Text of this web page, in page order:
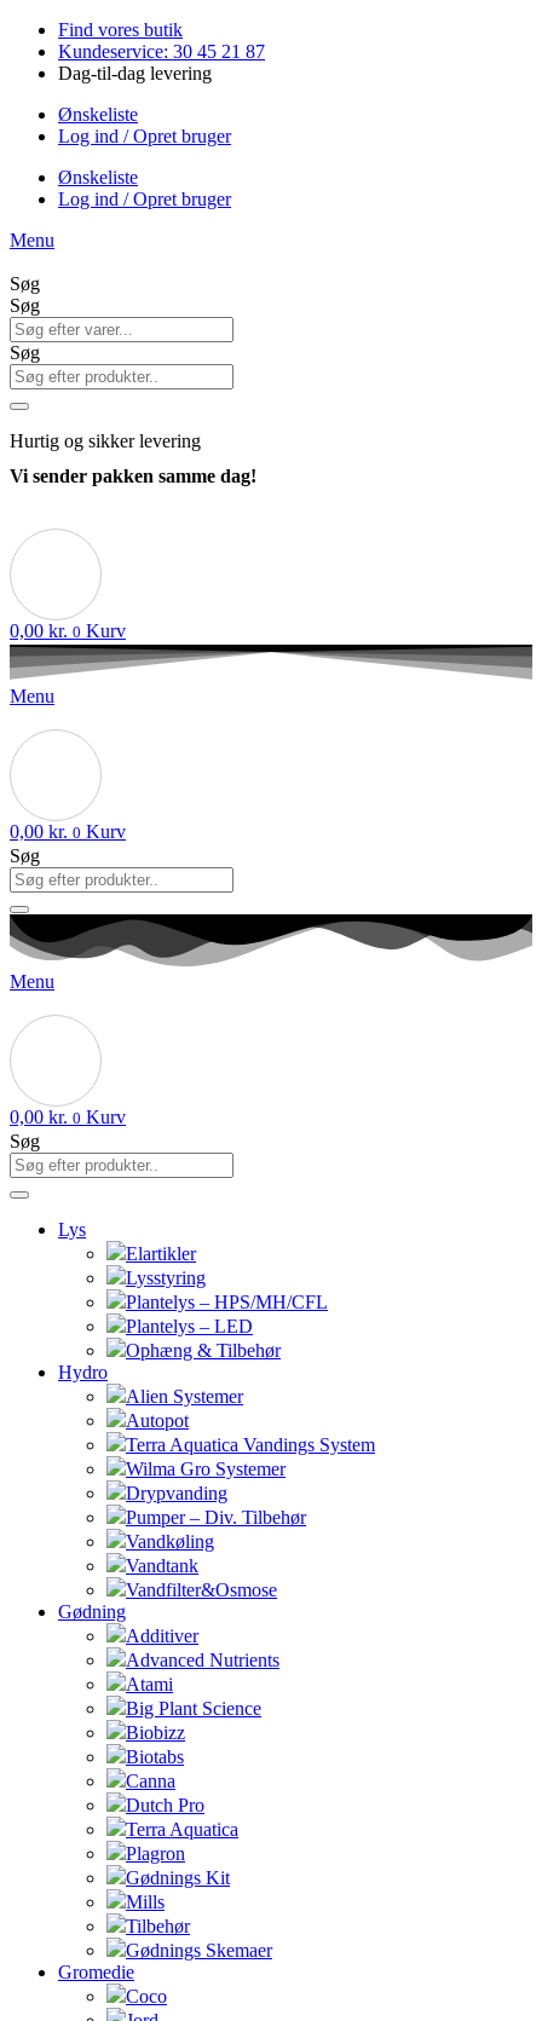
Videre
indhold
Find vores butik
Kundeservice: 30 45 21 87
Dag-til-dag levering
Ønskeliste
Log ind / Opret bruger
Ønskeliste
Log ind / Opret bruger
Menu
Søg
Søg
Søg
Hurtig og sikker levering
Vi sender pakken samme dag!
0,00 kr. 0 Kurv
Menu
0,00 kr. 0 Kurv
Søg
Menu
0,00 kr. 0 Kurv
Søg
Lys
Elartikler
Lysstyring
Plantelys – HPS/MH/CFL
Plantelys – LED
Ophæng & Tilbehør
Hydro
Alien Systemer
Autopot
Terra Aquatica Vandings System
Wilma Gro Systemer
Drypvanding
Pumper – Div. Tilbehør
Vandkøling
Vandtank
Vandfilter&Osmose
Gødning
Additiver
Advanced Nutrients
Atami
Big Plant Science
Biobizz
Biotabs
Canna
Dutch Pro
Terra Aquatica
Plagron
Gødnings Kit
Mills
Tilbehør
Gødnings Skemaer
Gromedie
Coco